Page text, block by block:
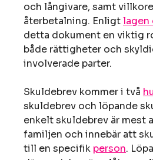
och långivare, samt
återbetalning. Enligtlagen
detta dokument en viktig
både rättigheter och
involverade parter.
Skuldebrev kommer i två
skuldebrev och löpande
enkelt skuldebrev är mest
familjen och innebär att
till en specifik person.